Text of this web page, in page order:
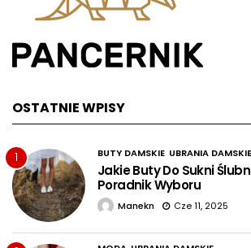
OSTATNIE WPISY
1 BUTY DAMSKIE UBRANIA DAMSKIE
Jakie Buty Do Sukni
Poradnik Wyboru
Manekn Cze 11, 2025